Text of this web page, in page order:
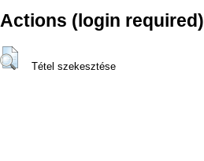
Actions (login required)
Tétel szekesztése